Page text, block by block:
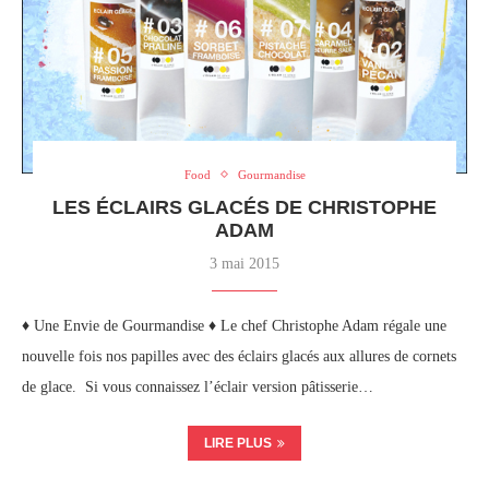
Food Gourmandise
LES ÉCLAIRS GLACÉS DE CHRISTOPHE
ADAM
3 mai 2015
♦ Une Envie de Gourmandise ♦ Le chef Christophe Adam régale une
nouvelle fois nos papilles avec des éclairs glacés aux allures de cornets
de glace. Si vous connaissez l’éclair version pâtisserie…
LIRE PLUS